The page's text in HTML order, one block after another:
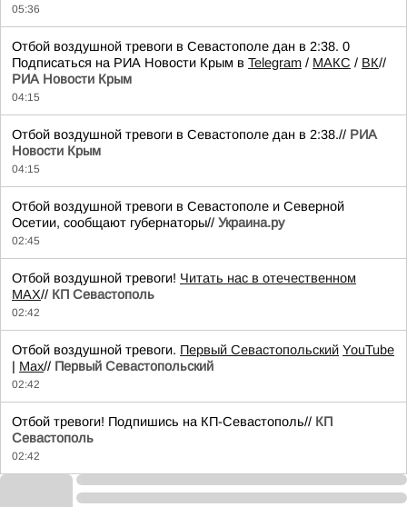
05:36
Отбой воздушной тревоги в Севастополе дан в 2:38. 0
Подписаться на РИА Новости Крым в Telegram / МАКС / ВК//
РИА Новости Крым
04:15
Отбой воздушной тревоги в Севастополе дан в 2:38.// РИА
Новости Крым
04:15
Отбой воздушной тревоги в Севастополе и Северной
Осетии, сообщают губернаторы// Украина.ру
02:45
Отбой воздушной тревоги! Читать нас в отечественном
MAX// КП Севастополь
02:42
Отбой воздушной тревоги. Первый Севастопольский YouTube
| Max// Первый Севастопольский
02:42
Отбой тревоги! Подпишись на КП-Севастополь// КП
Севастополь
02:42